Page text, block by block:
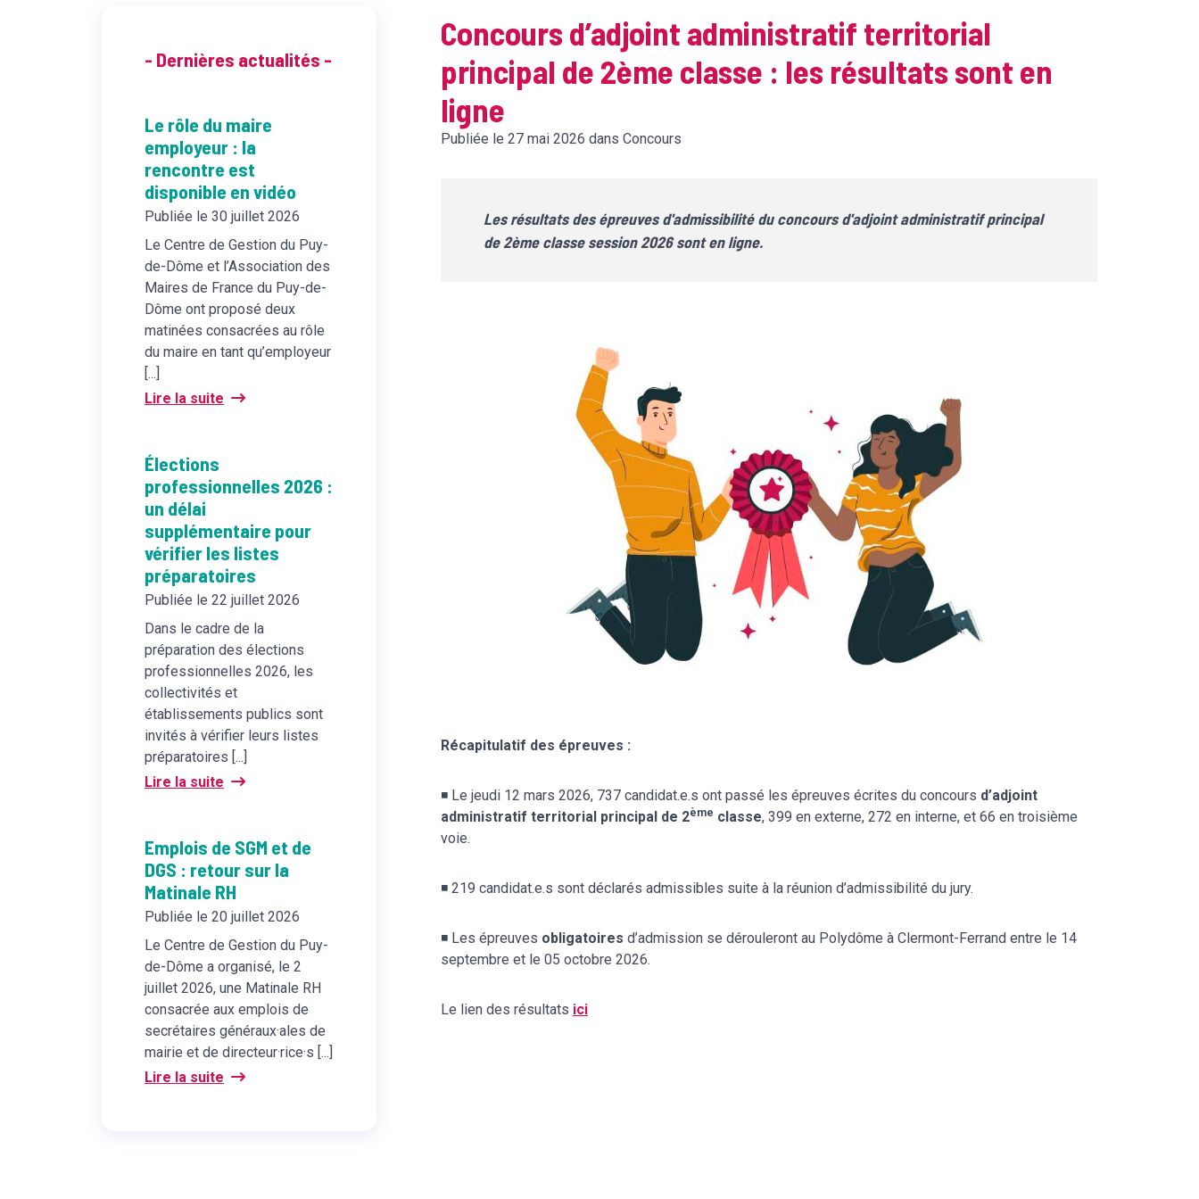
Concours d’adjoint administratif territorial
principal de 2ème classe : les résultats sont en
ligne
Publiée le 27 mai 2026 dans Concours
Les résultats des épreuves d'admissibilité du concours d'adjoint administratif principal
de 2ème classe session 2026 sont en ligne.
Récapitulatif des épreuves :
◾️ Le jeudi 12 mars 2026, 737 candidat.e.s ont passé les épreuves écrites du concours d’adjoint
administratif territorial principal de 2ème classe, 399 en externe, 272 en interne, et 66 en troisième
voie.
◾️ 219 candidat.e.s sont déclarés admissibles suite à la réunion d’admissibilité du jury.
◾️ Les épreuves obligatoires d’admission se dérouleront au Polydôme à Clermont-Ferrand entre le 14
septembre et le 05 octobre 2026.
Le lien des résultats ici
- Dernières actualités -
Le rôle du maire
employeur : la
rencontre est
disponible en vidéo
Publiée le 30 juillet 2026
Le Centre de Gestion du Puy-
de-Dôme et l’Association des
Maires de France du Puy-de-
Dôme ont proposé deux
matinées consacrées au rôle
du maire en tant qu’employeur
[...]
Lire la suite
Élections
professionnelles 2026 :
un délai
supplémentaire pour
vérifier les listes
préparatoires
Publiée le 22 juillet 2026
Dans le cadre de la
préparation des élections
professionnelles 2026, les
collectivités et
établissements publics sont
invités à vérifier leurs listes
préparatoires [...]
Lire la suite
Emplois de SGM et de
DGS : retour sur la
Matinale RH
Publiée le 20 juillet 2026
Le Centre de Gestion du Puy-
de-Dôme a organisé, le 2
juillet 2026, une Matinale RH
consacrée aux emplois de
secrétaires généraux·ales de
mairie et de directeur·rice·s [...]
Lire la suite